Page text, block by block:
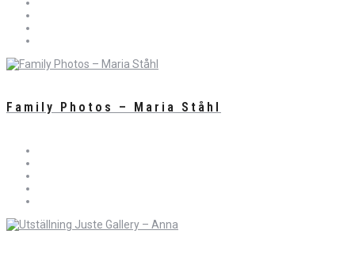
Family Photos – Maria Ståhl